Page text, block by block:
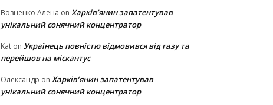
Возненко Алена on Харків’янин запатентував
унікальний сонячний концентратор
Kat on Українець повністю відмовився від газу та
перейшов на міскантус
Олександр on Харків’янин запатентував
унікальний сонячний концентратор